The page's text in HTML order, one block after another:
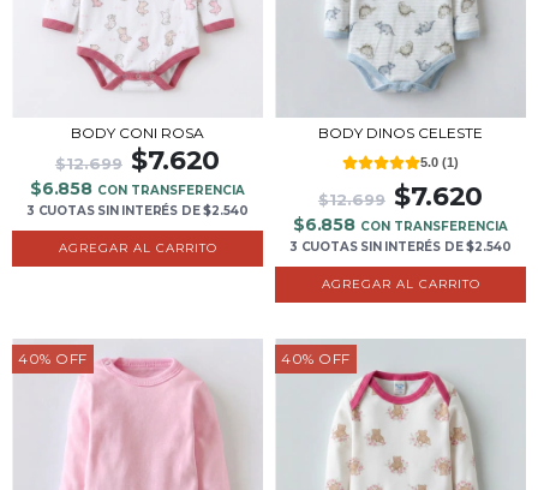
BODY CONI ROSA
$12.699 $7.620
$6.858 CON TRANSFERENCIA
3 CUOTAS SIN INTERÉS DE$2.540
AGREGAR AL CARRITO
BODY DINOS CELESTE
5.0 (1)
$12.699 $7.620
$6.858 CON TRANSFERENCIA
3 CUOTAS SIN INTERÉS DE$2.540
AGREGAR AL CARRITO
40% OFF 40% OFF